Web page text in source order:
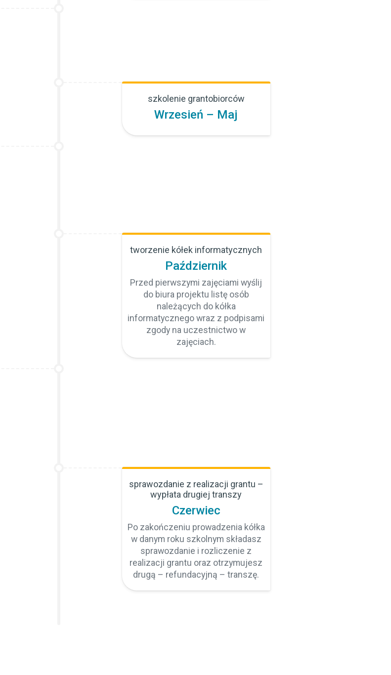
szkolenie grantobiorców
Wrzesień – Maj
tworzenie kółek informatycznych
Październik
Przed pierwszymi zajęciami wyślij
do biura projektu listę osób
należących do kółka
informatycznego wraz z podpisami
zgody na uczestnictwo w
zajęciach.
sprawozdanie z realizacji grantu –
wypłata drugiej transzy
Czerwiec
Po zakończeniu prowadzenia kółka
w danym roku szkolnym składasz
sprawozdanie i rozliczenie z
realizacji grantu oraz otrzymujesz
drugą – refundacyjną – transzę.